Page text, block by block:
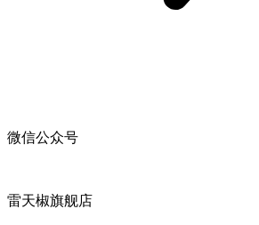
微信公众号
雷天椒旗舰店